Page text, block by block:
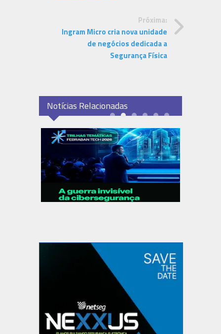
Próxima:
Ingram Micro cria nova unidade
de negócios dedicada a
Segurança Física
Notícias Relacionadas